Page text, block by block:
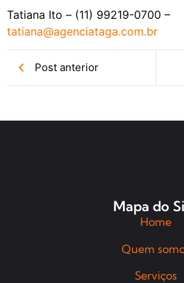
Tatiana Ito – (11) 99219-0700 –
tatiana@agenciataga.com.br
Post anterior
Mapa do
Home
Quem
Serviços